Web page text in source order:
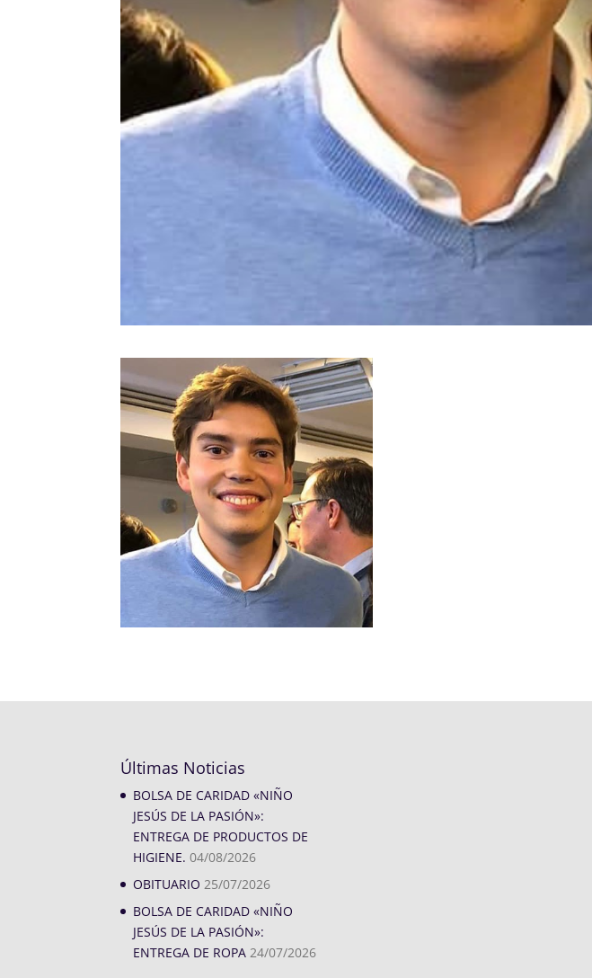
Últimas Noticias
BOLSA DE CARIDAD «NIÑO
JESÚS DE LA PASIÓN»:
ENTREGA DE PRODUCTOS DE
HIGIENE. 04/08/2026
OBITUARIO 25/07/2026
BOLSA DE CARIDAD «NIÑO
JESÚS DE LA PASIÓN»:
ENTREGA DE ROPA 24/07/2026